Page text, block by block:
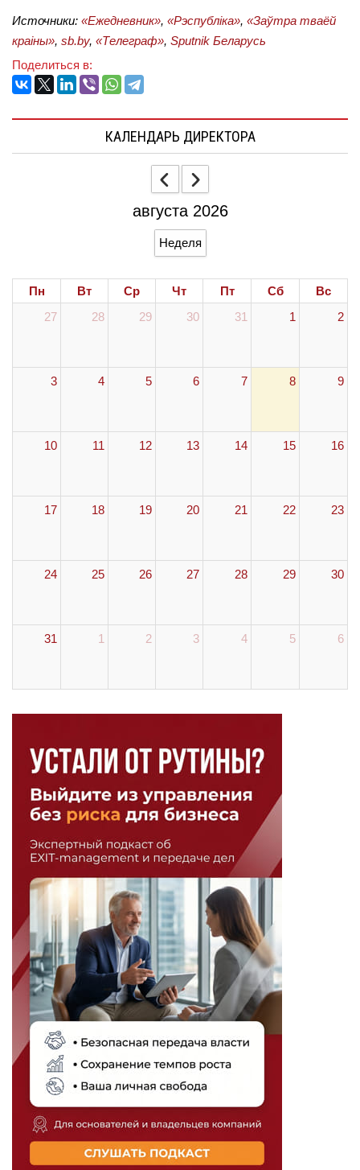
Источники: «Ежедневник», «Рэспубліка», «Заўтра тваёй
краіны», sb.by, «Телеграф», Sputnik Беларусь
Поделиться в:
КАЛЕНДАРЬ ДИРЕКТОРА
августа 2026
Неделя
Пн Вт Ср Чт Пт Сб
Вс
27
28 29 30 31 1 2
3 4 5 6 7 8 9
10 11 12 13 14 15 16
17 18 19 20 21 22 23
24 25 26 27 28 29 30
31 1 2 3 4 5 6